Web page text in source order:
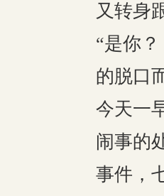
又转身
“是你
的脱口
今天一
闹事的
事件，